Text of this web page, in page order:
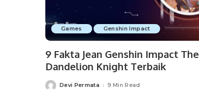
Games Genshin Impact
9 Fakta Jean Genshin Impact The
Dandelion Knight Terbaik
PostedDevi Permata 9 Min Read